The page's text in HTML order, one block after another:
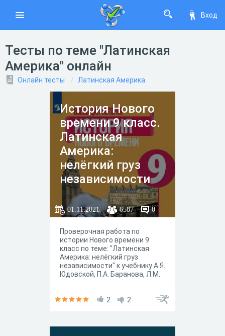
Вход
Тесты по теме "Латинская
Америка" онлайн
Онлайн тесты Латинская Америка
История Нового
времени 9 класс.
Латинская
Америка:
нелёгкий груз
независимости
01.11.2021 6587 0
Проверочная работа по
истории Нового времени 9
класс по теме: "Латинская
Америка: нелёгкий груз
независимости" к учебнику А.Я.
Юдовской, П.А. Баранова, Л.М.
"Просвещение" 2020 год.
2 2